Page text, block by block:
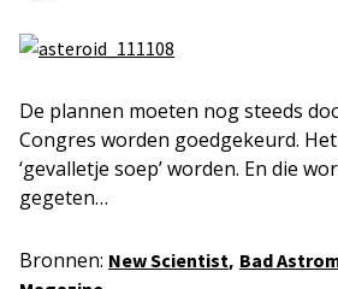
De plannen moeten nog steeds
Congres worden goedgekeurd.
‘gevalletje soep’ worden. En die
gegeten…
Bronnen: New Scientist, Bad